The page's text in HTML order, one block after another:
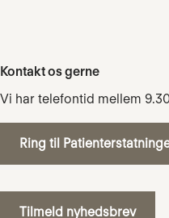
Kontakt os gerne
Vi har telefontid mellem
Ring til
Tilmeld nyhedsbrev